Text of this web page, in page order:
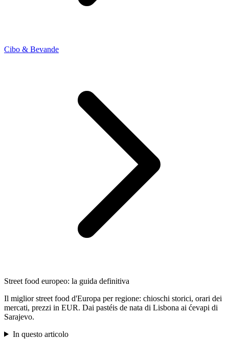
Cibo & Bevande
Street food europeo: la guida definitiva
Il miglior street food d'Europa per regione: chioschi storici, orari dei
mercati, prezzi in EUR. Dai pastéis de nata di Lisbona ai ćevapi di
Sarajevo.
In questo articolo